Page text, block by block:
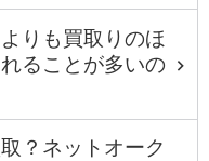
りも買取りのほ
ることが多いの
？ネットオーク